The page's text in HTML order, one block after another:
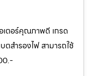
เตอร์คุณภาพดี เกรด
ตสำรองไฟ สามารถใช้